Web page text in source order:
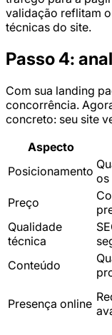
validação reflitam
técnicas do site.
Passo 4:
Com sua landing
concorrência.
concreto: seu site
Aspecto
Posicionamento os
Preço
Qualidade
técnica
Conteúdo
Presença online